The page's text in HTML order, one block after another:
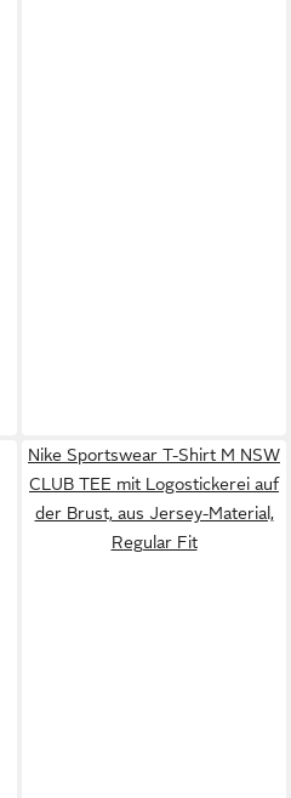
Nike Sportswear T-Shirt M NSW
CLUB TEE mit Logostickerei auf
der Brust, aus Jersey-Material,
Regular Fit